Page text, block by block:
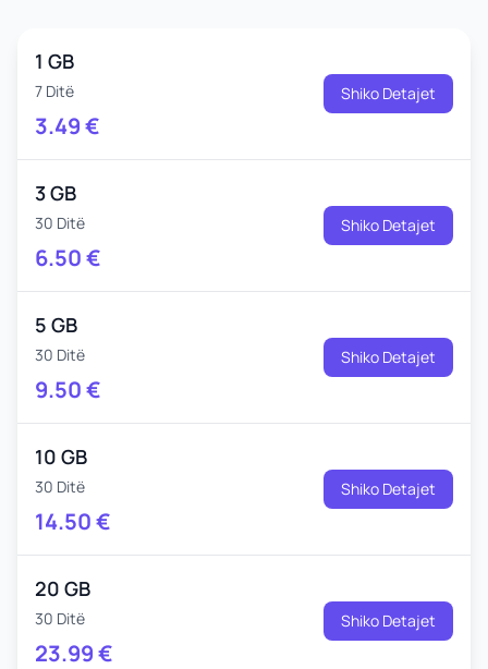
1 GB
7 Ditë
3.49€
Shiko Detajet
3 GB
30 Ditë
6.50€
Shiko Detajet
5 GB
30 Ditë
9.50€
Shiko Detajet
10 GB
30 Ditë
14.50€
Shiko Detajet
20 GB
30 Ditë
23.99€
Shiko Detajet